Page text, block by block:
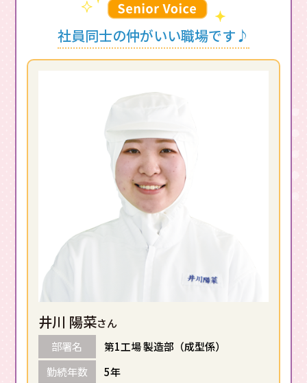
社員同士の仲がいい職場です♪
井川 陽菜さん
部署名
第1工場 製造部（成型係）
勤続年数
5年